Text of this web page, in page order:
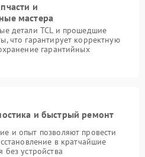
и
мастера
детали TCL и прошедшие
что гарантирует корректную
гарантийных
и быстрый ремонт
и опыт позволяют провести
в кратчайшие
устройства